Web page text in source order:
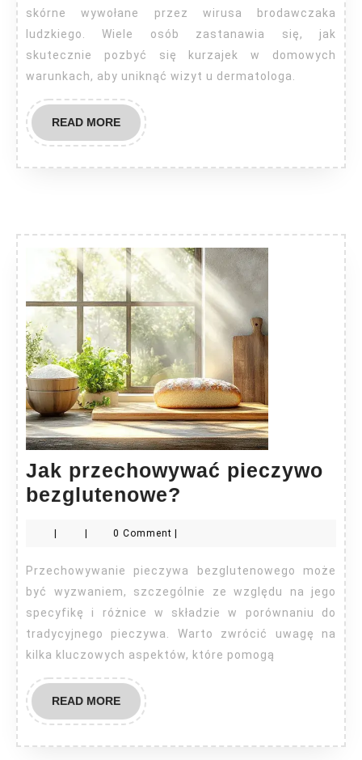
skórne wywołane przez wirusa brodawczaka
ludzkiego. Wiele osób zastanawia się, jak
skutecznie pozbyć się kurzajek w domowych
warunkach, aby uniknąć wizyt u dermatologa.
READ MOREREAD
MORE
Jak przechowywać pieczywo
bezglutenowe?
bezglutenowe?
0 Comment
Przechowywanie pieczywa bezglutenowego może
być wyzwaniem, szczególnie ze względu na jego
specyfikę i różnice w składzie w porównaniu do
tradycyjnego pieczywa. Warto zwrócić uwagę na
kilka kluczowych aspektów, które pomogą
READ MOREREAD
MORE